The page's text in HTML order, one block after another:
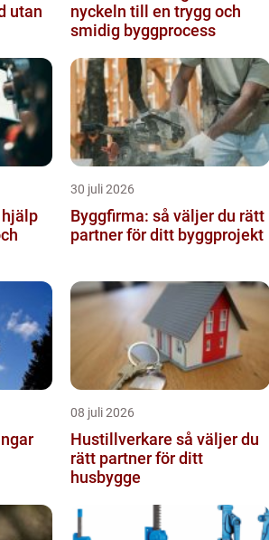
utan
nyckeln till en trygg och
smidig byggprocess
30 juli 2026
Byggfirma: så väljer du rätt
partner för ditt byggprojekt
08 juli 2026
Hustillverkare så väljer du
rätt partner för ditt
husbygge